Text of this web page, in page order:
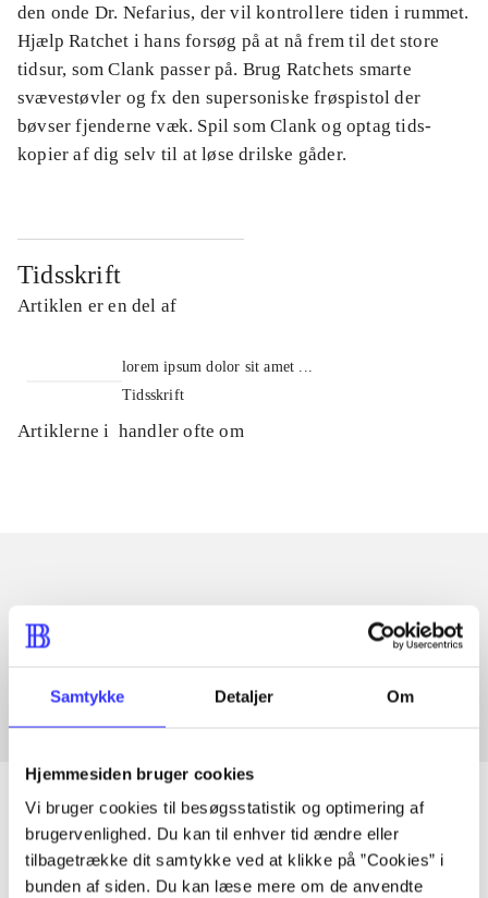
Samtykke Detaljer Om
Hjemmesiden bruger cookies
Vi bruger cookies til besøgsstatistik og optimering af
brugervenlighed. Du kan til enhver tid ændre eller
tilbagetrække dit samtykke ved at klikke på ”Cookies” i
bunden af siden. Du kan læse mere om de anvendte
den onde Dr. Nefarius, der vil kontrollere tiden i rummet.
Hjælp Ratchet i hans forsøg på at nå frem til det store
tidsur, som Clank passer på. Brug Ratchets smarte
svævestøvler og fx den supersoniske frøspistol der
bøvser fjenderne væk. Spil som Clank og optag tids-
kopier af dig selv til at løse drilske gåder.
Tidsskrift
Artiklen er en del af
lorem ipsum dolor sit amet ...
Tidsskrift
Artiklerne i handler ofte om
Artikler med samme emner
Fra
Artikler